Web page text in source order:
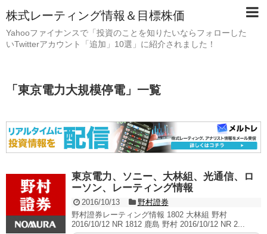
株式レーティング情報＆目標株価
Yahooファイナンスで「投資のことを知りたいならフォローした
いTwitterアカウント「追加」10選」に紹介されました！
「 東京電力大規模停電」 一覧
東京電力、ソニー、大林組、光通信、ロ
ーソン、レーティング情報
2016/10/13
野村證券
野村證券レーティング情報 1802 大林組 野村
2016/10/12 NR 1812 鹿島 野村 2016/10/12 NR 2...